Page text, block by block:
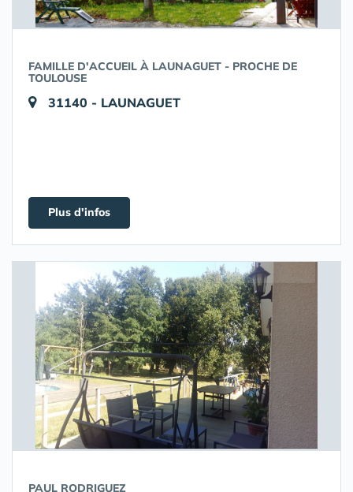
FAMILLE D'ACCUEIL À LAUNAGUET - PROCHE DE
TOULOUSE
31140 - LAUNAGUET
Plus d'infos
PAUL RODRIGUEZ